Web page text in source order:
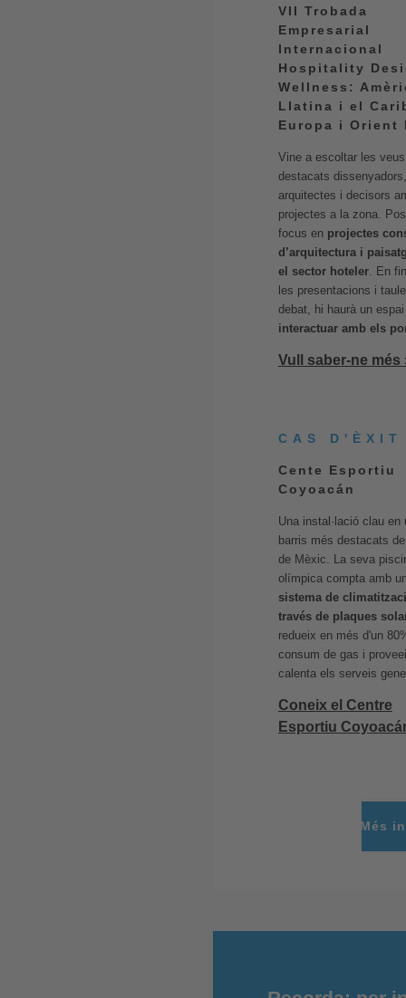
VII Trobada
Empresarial
Internacional
Hospitality
Wellness:
Llatina i el
Europa i Orient
Vine a escoltar les
destacats dissenyadors,
arquitectes i decisors
projectes a la zona.
focus en projectes
d’arquitectura i
el sector hoteler. En
les presentacions i
debat, hi haurà un
interactuar amb els
Vull saber-ne més
CAS D'ÈXIT
Cente Esportiu
Coyoacán
Una instal·lació clau en
barris més destacats
de Mèxic. La seva
olímpica compta amb
sistema de
través de plaques
redueix en més d'un
consum de gas i
calenta els serveis
Coneix el Centre
Esportiu
Més